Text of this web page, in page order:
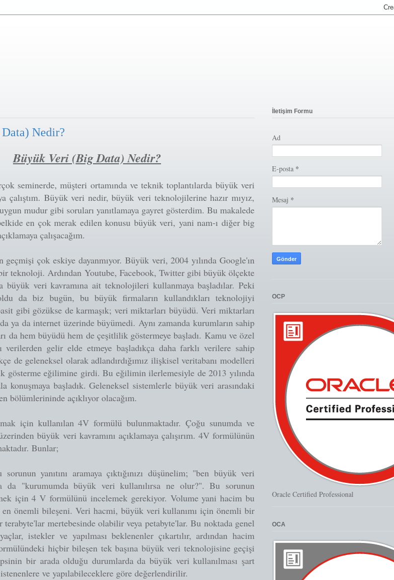
Nedir?
Büyük Veri (Big Data) Nedir?
seminerde, müşteri ortamında ve teknik toplantılarda büyük veri
çalıştım. Büyük veri nedir, büyük veri teknolojilerine hazır mıyız,
mudur gibi soruları yanıtlamaya gayret gösterdim. Bu makalede
en çok merak edilen konusu büyük veri, yani nam-ı diğer big
çalışacağım.
geçmişi çok eskiye dayanmıyor. Büyük veri, 2004 yılında Google'ın
teknoloji. Ardından Youtube, Facebook, Twitter gibi büyük ölçekte
veri kavramına ait teknolojileri kullanmaya başladılar. Peki
da biz bugün, bu büyük firmaların kullandıkları teknolojiyi
gibi gözükse de karmaşık; veri miktarları büyüdü. Veri miktarları
ya da internet üzerinde büyümedi. Aynı zamanda kurumların sahip
da hem büyüdü hem de çeşitlilik göstermeye başladı. Kamu ve özel
verilerden gelir elde etmeye başladıkça daha farklı verilere sahip
de geleneksel olarak adlandırdığımız ilişkisel veritabanı modelleri
gösterme eğilimine girdi. Bu eğilimin ilerlemesiyle de 2013 yılında
konuşmaya başladık. Geleneksel sistemlerle büyük veri arasındaki
bölümlerininde açıklıyor olacağım.
için kullanılan 4V formülü bulunmaktadır. Çoğu sunumda ve
büyük veri kavramını açıklamaya çalışırım. 4V formülünün
Bunlar;
sorunun yanıtını aramaya çıktığınızı düşünelim; "ben büyük veri
da "kurumumda büyük veri kullanılırsa ne olur?". Bu sorunun
için 4 V formülünü incelemek gerekiyor. Volume yani hacim bu
önemli bileşeni. Veri hacmi, büyük veri kullanımı için önemli bir
mertebesinde olabilir veya petabyte'lar. Bu noktada genel
istekler ve yapılması beklenenler çıkartılır, ardından hacim
hiçbir bileşen tek başına büyük veri teknolojisine geçişi
bir arada olduğu durumlarda da büyük veri kullanılması şart
ve yapılabileceklere göre değerlendirilir.
İletişim Formu
Ad
E-posta *
Mesaj *
OCP
Oracle Certified Professional
OCA